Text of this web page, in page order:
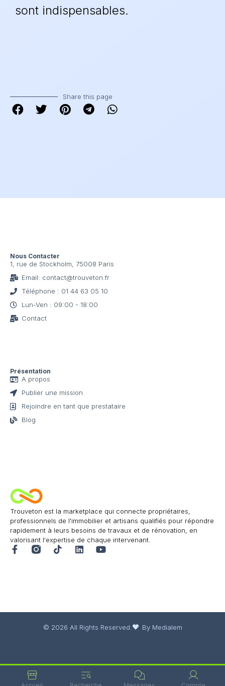
sont indispensables.
Share this page
Trouveton est la marketplace qui connecte propriétaires,
professionnels de l'immobilier et artisans qualifiés pour répondre
rapidement à leurs besoins de travaux et de rénovation, en
valorisant l'expertise de chaque intervenant.
Présentation
A propos
Publier une mission
Rejoindre en tant que prestataire
Blog
Nous Contacter
1, rue de Stockholm, 75008 Paris
Email: contact@trouveton.fr
Téléphone : 01 44 63 05 10
Lun-Ven : 09:00 - 18:00
Contact
© 2026 All Rights Reserved. By Medialem